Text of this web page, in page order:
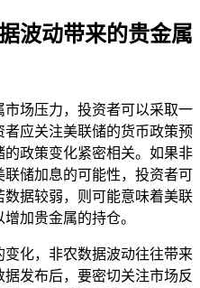
波动带来的贵金属
场压力，投资者可以采取一
应关注美联储的货币政策预
政策变化紧密相关。如果非
储加息的可能性，投资者可
据较弱，则可能意味着美联
加贵金属的持仓。
化，非农数据波动往往带来
发布后，要密切关注市场反